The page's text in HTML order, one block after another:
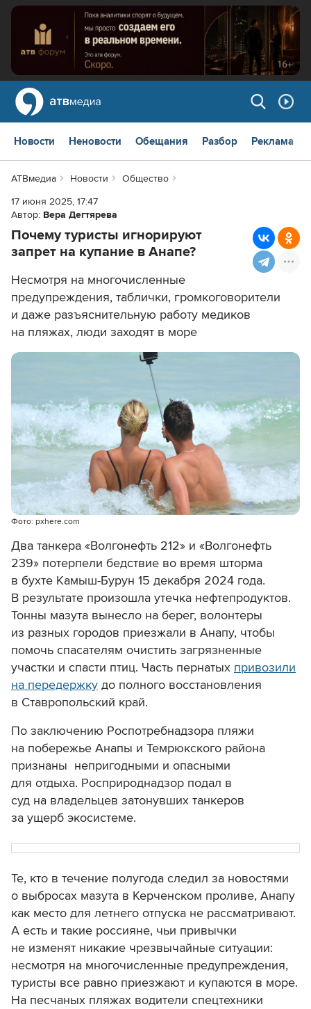
Новости Неновости Обещания Разбор Реклама
АТВмедиа Новости
Общество
17 июня 2025, 17:47
Автор: Вера Дегтярева
Почему туристы игнорируют
запрет на купание в Анапе?
Несмотря на многочисленные
предупреждения, таблички, громкоговорители
и даже разъяснительную работу медиков
на пляжах, люди заходят в море
Фото: pxhere.com
Два танкера «Волгонефть 212» и «Волгонефть
239» потерпели бедствие во время шторма
в бухте Камыш-Бурун 15 декабря 2024 года.
В результате произошла утечка нефтепродуктов.
Тонны мазута вынесло на берег, волонтеры
из разных городов приезжали в Анапу, чтобы
помочь спасателям очистить загрязненные
участки и спасти птиц. Часть пернатых привозили
на передержку до полного восстановления
в Ставропольский край.
По заключению Роспотребнадзора пляжи
на побережье Анапы и Темрюкского района
признаны непригодными и опасными
для отдыха. Росприроднадзор подал в
суд на владельцев затонувших танкеров
за ущерб экосистеме.
Те, кто в течение полугода следил за новостями
о выбросах мазута в Керченском проливе, Анапу
как место для летнего отпуска не рассматривают.
А есть и такие россияне, чьи привычки
не изменят никакие чрезвычайные ситуации:
несмотря на многочисленные предупреждения,
туристы все равно приезжают и купаются в море.
На песчаных пляжах водители спецтехники